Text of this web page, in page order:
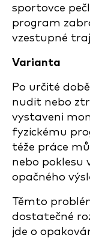
sportovce
program
vzestupné
Varianta
Po určité
nudit nebo
vystaveni
fyzickému
téže práce
nebo poklesu
opačného
Těmto
dostatečné
jde o